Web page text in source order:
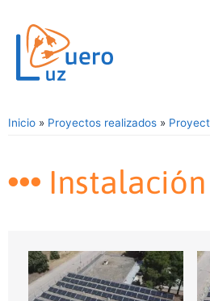
Inicio » Proyectos realizados »